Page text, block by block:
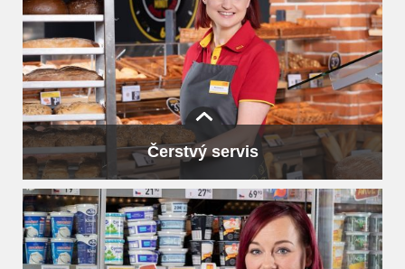
Tento úsek je většinou to první, co zákazník vidí. První
dojem je důležitý. Proto ovoce se zeleninou pečlivě
doplňujeme, dbáme na jeho čerstvost a kvalitu.
Čerstvý servis
to je servis pečiva, sýrů, lahůdek, masa a ovocného baru.
Aby bylo vše čerstvé a doplněné, na tom si zakládáme.